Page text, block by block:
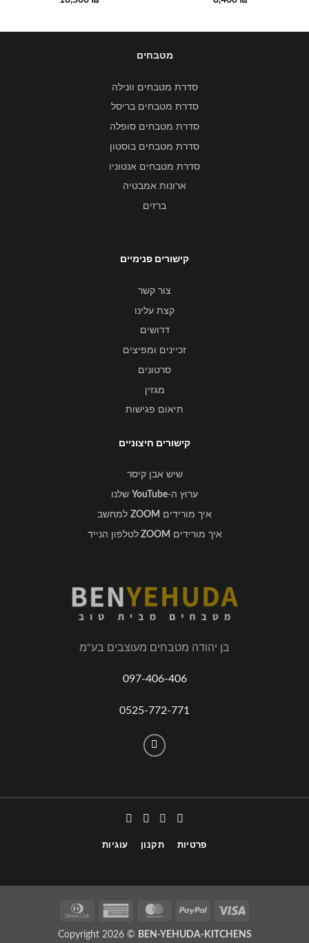
מטבחים
סדרת מטבחים וונילה
סדרת מטבחים בריסל
סדרת מטבחים סופלה
סדרת מטבחים בוסטון
סדרת מטבחים אנטוניו
ארונות אמבטיה
ברזים
קישורים פנימיים
צור קשר
קצת עלינו
דרושים
זכיינים ומפיצים
סרטונים
מגזין
תיאום פגישות
קישורים חיצוניים
שיש אבן קיסר
ערוץ ה-YouTube שלנו
איך מורידים ZOOM למחשב
איך מורידים ZOOM לטלפון הנייד
בן יהודה מטבחים מעוצבים בע"מ
097-406-406
0525-772-771
פרטיות תקנון עוגיות
Copyright 2026 © BEN-YEHUDA-KITCHENS